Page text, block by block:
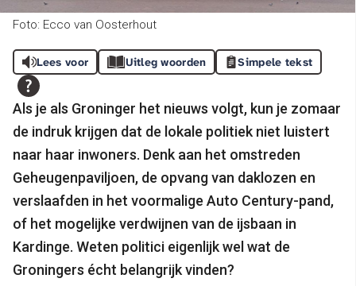
Foto: Ecco van Oosterhout
Lees voor Uitleg woorden Simpele tekst
Als je als Groninger het nieuws volgt, kun je zomaar
de indruk krijgen dat de lokale politiek niet luistert
naar haar inwoners. Denk aan het omstreden
Geheugenpaviljoen, de opvang van daklozen en
verslaafden in het voormalige Auto Century-pand,
of het mogelijke verdwijnen van de ijsbaan in
Kardinge. Weten politici eigenlijk wel wat de
Groningers écht belangrijk vinden?